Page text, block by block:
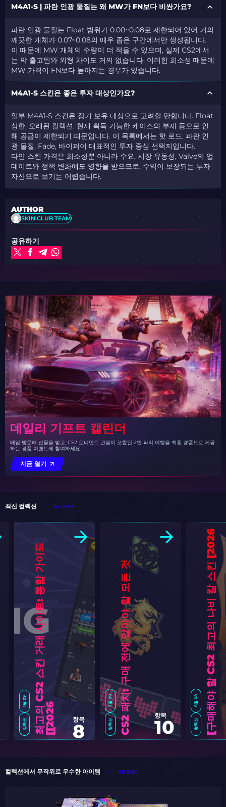
M4A1-S | 파란 인광 물질는 왜 MW가 FN보다 비싼가요?
파란 인광 물질는 Float 범위가 0.00~0.08로 제한되어 있어 거의
깨끗한 개체가 0.07~0.08의 매우 좁은 구간에서만 생성됩니다.
이 때문에 MW 개체의 수량이 더 적을 수 있으며, 실제 CS2에서
는 막 출고된와 외형 차이도 거의 없습니다. 이러한 희소성 때문에
MW 가격이 FN보다 높아지는 경우가 있습니다.
M4A1-S 스킨은 좋은 투자 대상인가요?
일부 M4A1-S 스킨은 장기 보유 대상으로 고려할 만합니다. Float
상한, 오래된 컬렉션, 현재 획득 가능한 케이스의 부재 등으로 인
해 공급이 제한되기 때문입니다. 이 목록에서는 핫 로드, 파란 인
광 물질, Fade, 바이퍼이 대표적인 투자 중심 선택지입니다.
다만 스킨 가격은 희소성뿐 아니라 수요, 시장 유동성, Valve의 업
데이트와 정책 변화에도 영향을 받으므로, 수익이 보장되는 투자
자산으로 보기는 어렵습니다.
AUTHOR
SKIN.CLUB TEAM
공유하기
데일리 기프트 캘린더
매일 방문해 선물을 받고, CS2 토너먼트 관람이 포함된 2인 파리 여행을 최종 경품으로 제공
하는 경품 이벤트에 참여하세요.
지금 열기
최신 컬렉션 모든 컬렉션
6월 08
컬렉션
구
매
해
야
할
C
S
2
최
고
의
나
비
칼
스
킨
[
2
0
2
6
]
7월 20
컬렉션 CS2 패치: 구매 전에 알아야 할 모든 것 항목
10
1월 09
컬렉션 최
고
의
C
S
2
스
킨
거
래
사
이
트
:
통
합
가
이
드
[
2
0
26
] 항목
8
컬렉션에서 무작위로 우수한 아이템 모든 컬렉션